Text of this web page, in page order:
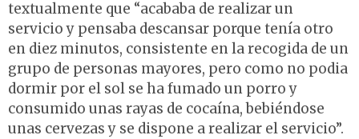
textualmente que “acababa de realizar un
servicio y pensaba descansar porque tenía otro
en diez minutos, consistente en la recogida de un
grupo de personas mayores, pero como no podia
dormir por el sol se ha fumado un porro y
consumido unas rayas de cocaína, bebiéndose
unas cervezas y se dispone a realizar el servicio”.